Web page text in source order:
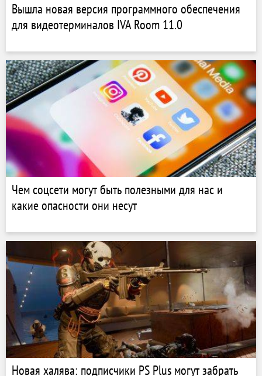
Вышла новая версия программного обеспечения
для видеотерминалов IVA Room 11.0
Чем соцсети могут быть полезными для нас и
какие опасности они несут
Новая халява: подписчики PS Plus могут забрать